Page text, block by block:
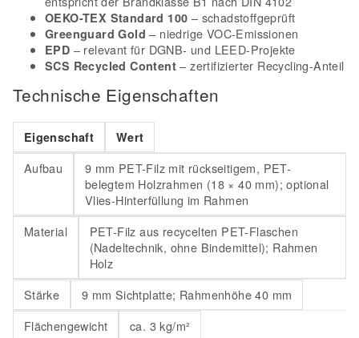
OEKO-TEX Standard 100 – schadstoffgeprüft
Greenguard Gold – niedrige VOC-Emissionen
EPD – relevant für DGNB- und LEED-Projekte
SCS Recycled Content – zertifizierter Recycling-Anteil
Technische Eigenschaften
Eigenschaft Wert
Aufbau
9 mm PET-Filz mit rückseitigem, PET-
belegtem Holzrahmen (18 × 40 mm); optional
Vlies-Hinterfüllung im Rahmen
Material
PET-Filz aus recycelten PET-Flaschen
(Nadeltechnik, ohne Bindemittel); Rahmen
Holz
Stärke
9 mm Sichtplatte; Rahmenhöhe 40 mm
Flächengewicht
ca. 3 kg/m²